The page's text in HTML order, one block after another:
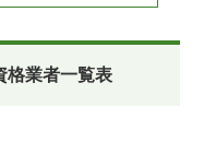
格業者一覧表